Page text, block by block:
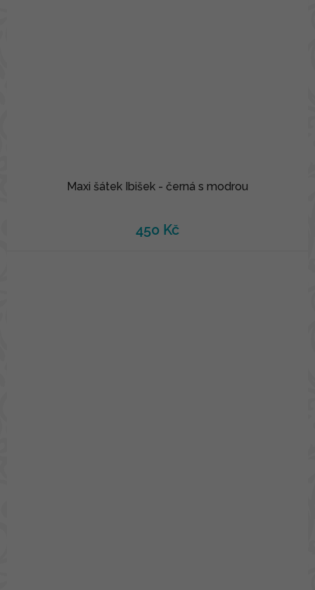
Maxi šátek Ibišek - černá s modrou
450 Kč